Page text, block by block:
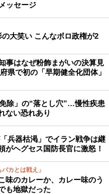
ッセージ
大笑い こんなボロ政権が2
事はなぜ粉飾まがいの決算見
県で初の「早期健全化団体」
除」の“落とし穴”…慢性疾患
ない恐れあり
兵器枯渇」でイラン戦争は継
ヘグセス国防長官に激怒！
カとは戦え」
味のカレーか、カレー味のう
も地獄だった